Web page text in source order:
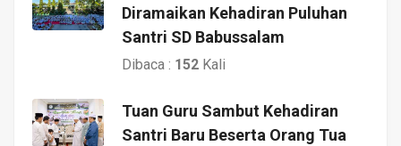
Diramaikan Kehadiran Puluhan
Santri SD Babussalam
Dibaca : 152 Kali
Tuan Guru Sambut Kehadiran
Santri Baru Beserta Orang Tua